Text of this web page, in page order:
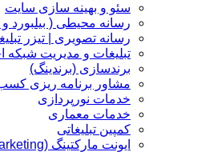
سئو و بهینه سازی سایت
رسانه محیطی ( بیلبورد
رسانه تصویری | تیزر
تبلیغات و مدیریت شبکه
برندسازی (برندینگ)‌
مشاور برنامه ریزی کسب
خدمات نورپردازی
خدمات معماری
کمپین تبلیغاتی
ایونت مارکتینگ (Event Marketing)